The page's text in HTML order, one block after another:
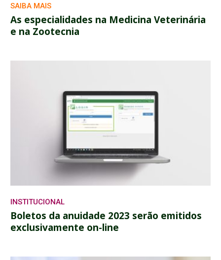
SAIBA MAIS
As especialidades na Medicina Veterinária
e na Zootecnia
INSTITUCIONAL
Boletos da anuidade 2023 serão emitidos
exclusivamente on-line